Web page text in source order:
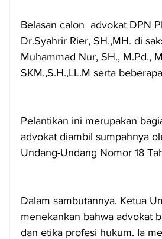
Belasan calon  advokat DPN
Dr.Syahrir Rier, SH.,MH. di
Muhammad Nur, SH., M.Pd.,
SKM.,S.H.,LL.M serta
Pelantikan ini merupakan
advokat diambil sumpahnya
Undang-Undang Nomor 18
Dalam sambutannya, Ketua
menekankan bahwa advokat
dan etika profesi hukum. Ia